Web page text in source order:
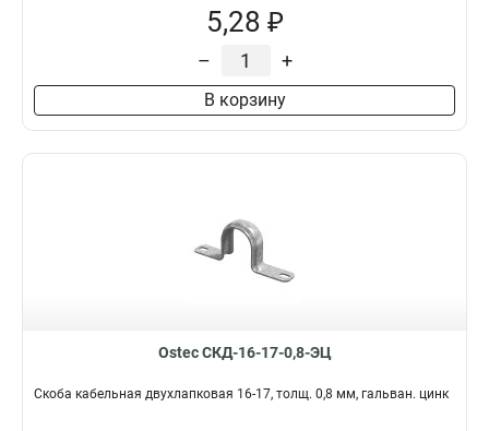
5,28 ₽
– +
В корзину
Ostec СКД-16-17-0,8-ЭЦ
Скоба кабельная двухлапковая 16-17, толщ. 0,8 мм, гальван. цинк